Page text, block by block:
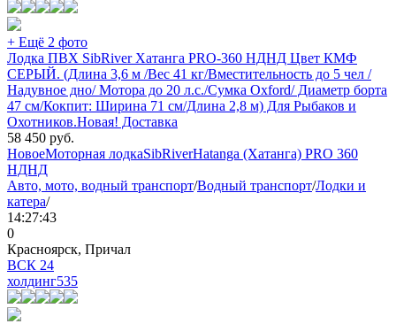
+ Ещё 2 фото
Лодка ПВХ SibRiver Хатанга PRO-360 НДНД Цвет КМФ
СЕРЫЙ. (Длина 3,6 м /Вес 41 кг/Вместительность до 5 чел /
Надувное дно/ Мотора до 20 л.с./Сумка Oxford/ Диаметр борта
47 см/Кокпит: Ширина 71 см/Длина 2,8 м) Для Рыбаков и
Охотников.Новая! Доставка
58 450 руб.
НовоеМоторная лодкаSibRiverHatanga (Хатанга) PRO 360
НДНД
Авто, мото, водный транспорт/Водный транспорт/Лодки и
катера/
14:27:43
0
Красноярск, Причал
ВСК 24
холдинг535